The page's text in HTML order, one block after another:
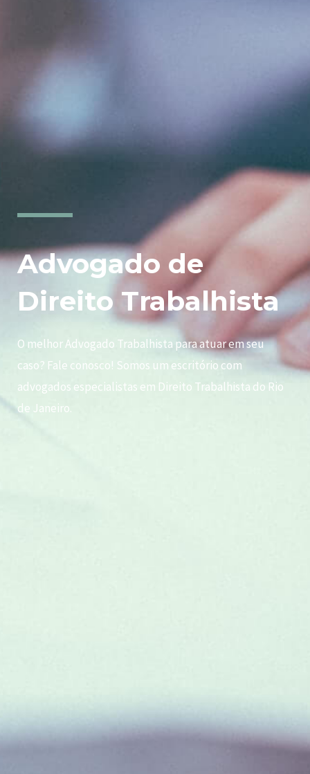
Advogado de
Direito Trabalhista
O melhor Advogado Trabalhista para atuar em seu
caso? Fale conosco! Somos um escritório com
advogados especialistas em Direito Trabalhista do Rio
de Janeiro.